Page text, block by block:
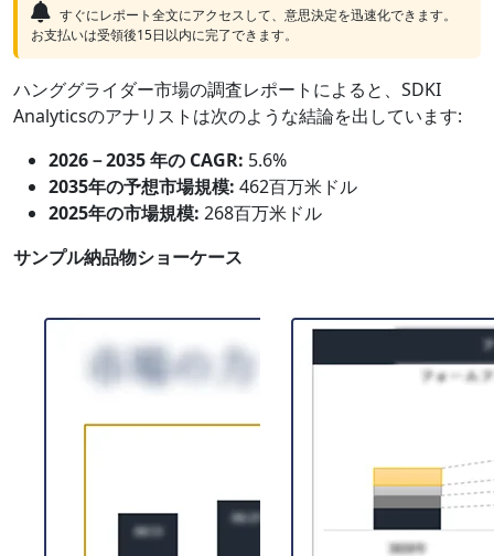
すぐにレポート全文にアクセスして、意思決定を迅速化できます。
お支払いは受領後15日以内に完了できます。
ハンググライダー市場の調査レポートによると、SDKI
Analyticsのアナリストは次のような結論を出しています:
2026－2035 年の CAGR: 5.6%
2035年の予想市場規模: 462百万米ドル
2025年の市場規模: 268百万米ドル
サンプル納品物ショーケース